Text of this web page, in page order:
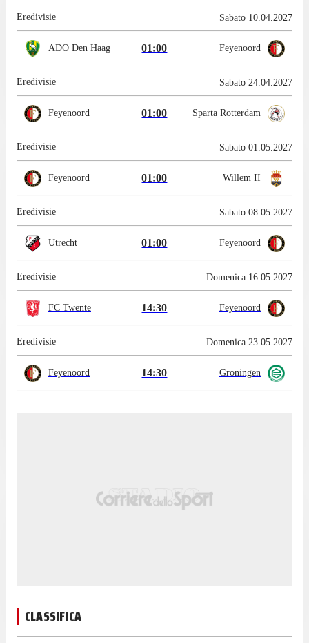
Eredivisie Sabato 10.04.2027
ADO Den Haag 01:00 Feyenoord
Eredivisie Sabato 24.04.2027
Feyenoord 01:00 Sparta Rotterdam
Eredivisie Sabato 01.05.2027
Feyenoord 01:00 Willem II
Eredivisie Sabato 08.05.2027
Utrecht 01:00 Feyenoord
Eredivisie Domenica 16.05.2027
FC Twente 14:30 Feyenoord
Eredivisie Domenica 23.05.2027
Feyenoord 14:30 Groningen
CLASSIFICA